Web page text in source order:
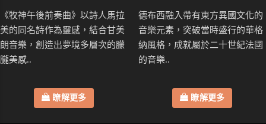
《牧神午後前奏曲》以詩人馬拉
美的同名詩作為靈感，結合甘美
朗音樂，創造出夢境多層次的朦
朧美感..
瞭解更多
德布西融入帶有東方異國文化的
音樂元素，突破當時盛行的華格
納風格，成就屬於二十世紀法國
的音樂..
瞭解更多